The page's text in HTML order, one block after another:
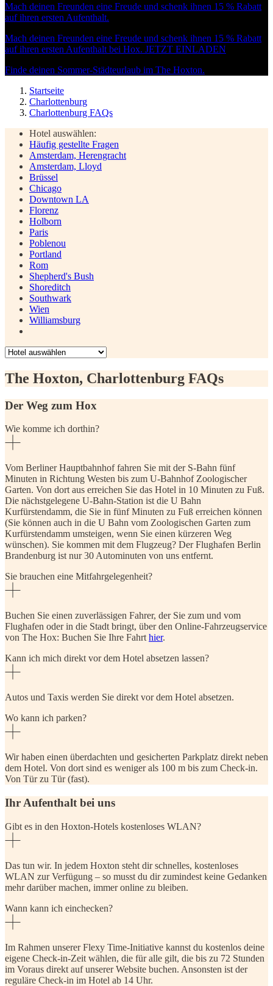
Mach deinen Freunden eine Freude und schenk ihnen 15 % Rabatt
auf ihren ersten Aufenthalt.
Mach deinen Freunden eine Freude und schenk ihnen 15 % Rabatt
auf ihren ersten Aufenthalt bei Hox. JETZT EINLADEN
Finde deinen Sommer-Städteurlaub im The Hoxton.
Startseite
Charlottenburg
Charlottenburg FAQs
Hotel auswählen:
Häufig gestellte Fragen
Amsterdam, Herengracht
Amsterdam, Lloyd
Brüssel
Chicago
Downtown LA
Florenz
Holborn
Paris
Poblenou
Portland
Rom
Shepherd's Bush
Shoreditch
Southwark
Wien
Williamsburg
The Hoxton, Charlottenburg FAQs
Der Weg zum Hox
Wie komme ich dorthin?
Vom Berliner Hauptbahnhof fahren Sie mit der S-Bahn fünf
Minuten in Richtung Westen bis zum U-Bahnhof Zoologischer
Garten. Von dort aus erreichen Sie das Hotel in 10 Minuten zu Fuß.
Die nächstgelegene U-Bahn-Station ist die U Bahn
Kurfürstendamm, die Sie in fünf Minuten zu Fuß erreichen können
(Sie können auch in die U Bahn vom Zoologischen Garten zum
Kurfürstendamm umsteigen, wenn Sie einen kürzeren Weg
wünschen). Sie kommen mit dem Flugzeug? Der Flughafen Berlin
Brandenburg ist nur 30 Autominuten von uns entfernt.
Sie brauchen eine Mitfahrgelegenheit?
Buchen Sie einen zuverlässigen Fahrer, der Sie zum und vom
Flughafen oder in die Stadt bringt, über den Online-Fahrzeugservice
von The Hox: Buchen Sie Ihre Fahrt hier.
Kann ich mich direkt vor dem Hotel absetzen lassen?
Autos und Taxis werden Sie direkt vor dem Hotel absetzen.
Wo kann ich parken?
Wir haben einen überdachten und gesicherten Parkplatz direkt neben
dem Hotel. Von dort sind es weniger als 100 m bis zum Check-in.
Von Tür zu Tür (fast).
Ihr Aufenthalt bei uns
Gibt es in den Hoxton-Hotels kostenloses WLAN?
Das tun wir. In jedem Hoxton steht dir schnelles, kostenloses
WLAN zur Verfügung – so musst du dir zumindest keine Gedanken
mehr darüber machen, immer online zu bleiben.
Wann kann ich einchecken?
Im Rahmen unserer Flexy Time-Initiative kannst du kostenlos deine
eigene Check-in-Zeit wählen, die für alle gilt, die bis zu 72 Stunden
im Voraus direkt auf unserer Website buchen. Ansonsten ist der
reguläre Check-in im Hotel ab 14 Uhr.